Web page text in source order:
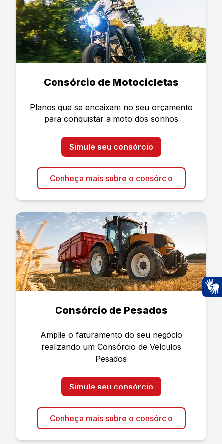
Consórcio de Motocicletas
Planos que se encaixam no seu orçamento
para conquistar a moto dos sonhos
Simule seu consórcio
Conheça mais sobre o consórcio
Consórcio de Pesados
Amplie o faturamento do seu negócio
realizando um Consórcio de Veículos
Pesados
Simule seu consórcio
Conheça mais sobre o consórcio